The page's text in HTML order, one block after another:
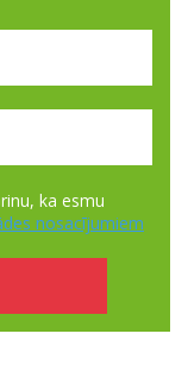
ka esmu
nosacījumiem